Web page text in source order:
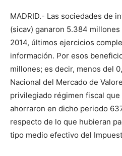
MADRID.- Las sociedades de
(sicav) ganaron 5.384
2014, últimos ejercicios
información. Por esos
millones; es decir, menos del
Nacional del Mercado de
privilegiado régimen fiscal
ahorraron en dicho periodo
respecto de lo que hubieran
tipo medio efectivo del